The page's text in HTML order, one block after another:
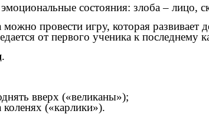
состояния: злоба – лицо,
провести игру, которая
от первого ученика к последнему
.
вверх («великаны»);
(«карлики»).